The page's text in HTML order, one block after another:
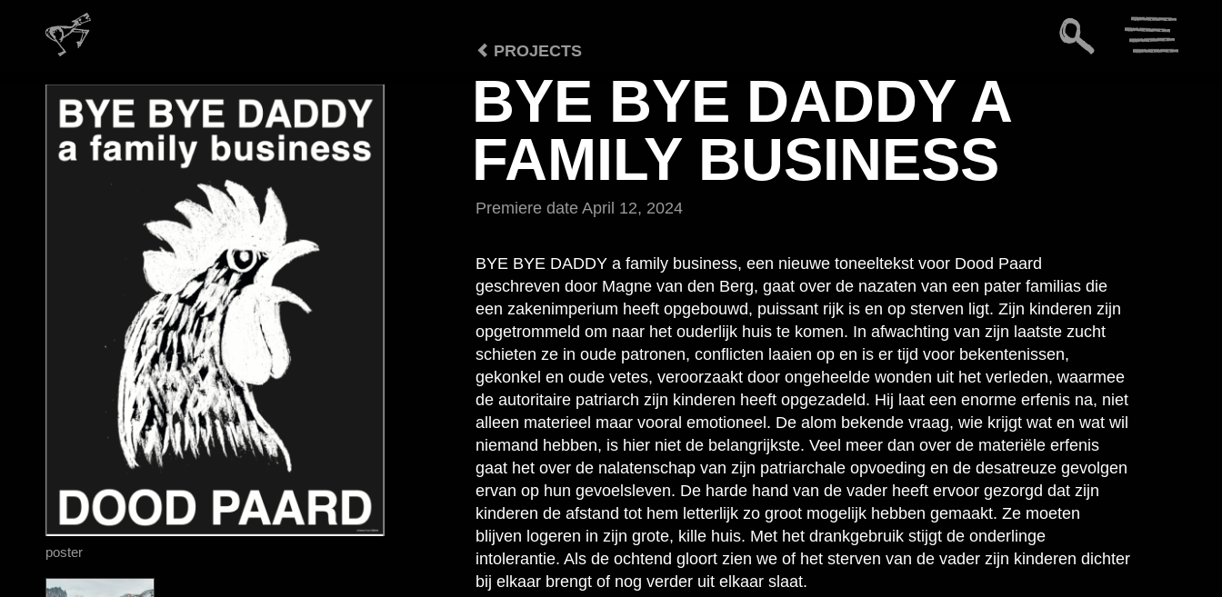
poster
PROJECTS
BYE BYE DADDY A
FAMILY BUSINESS
Premiere date April 12, 2024
BYE BYE DADDY a family business, een nieuwe toneeltekst voor Dood Paard
geschreven door Magne van den Berg, gaat over de nazaten van een pater familias die
een zakenimperium heeft opgebouwd, puissant rijk is en op sterven ligt. Zijn kinderen zijn
opgetrommeld om naar het ouderlijk huis te komen. In afwachting van zijn laatste zucht
schieten ze in oude patronen, conflicten laaien op en is er tijd voor bekentenissen,
gekonkel en oude vetes, veroorzaakt door ongeheelde wonden uit het verleden, waarmee
de autoritaire patriarch zijn kinderen heeft opgezadeld. Hij laat een enorme erfenis na, niet
alleen materieel maar vooral emotioneel. De alom bekende vraag, wie krijgt wat en wat wil
niemand hebben, is hier niet de belangrijkste. Veel meer dan over de materiële erfenis
gaat het over de nalatenschap van zijn patriarchale opvoeding en de desatreuze gevolgen
ervan op hun gevoelsleven. De harde hand van de vader heeft ervoor gezorgd dat zijn
kinderen de afstand tot hem letterlijk zo groot mogelijk hebben gemaakt. Ze moeten
blijven logeren in zijn grote, kille huis. Met het drankgebruik stijgt de onderlinge
intolerantie. Als de ochtend gloort zien we of het sterven van de vader zijn kinderen dichter
bij elkaar brengt of nog verder uit elkaar slaat.